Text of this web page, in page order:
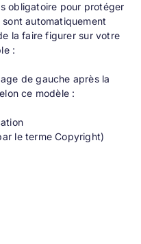
obligatoire pour protéger
automatiquement
la faire figurer sur votre
:
de gauche après la
ce modèle :
le terme Copyright)